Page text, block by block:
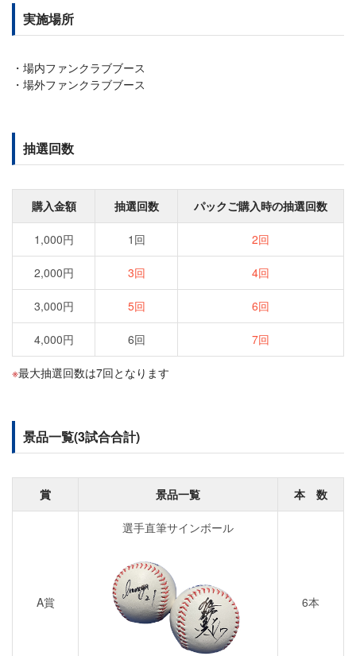
実施場所
場内ファンクラブブース
場外ファンクラブブース
抽選回数
購入金額 抽選回数 パックご購入時の抽選回数
1,000円 1回 2回
2,000円 3回 4回
3,000円 5回 6回
4,000円 6回 7回
最大抽選回数は7回となります
景品一覧(3試合合計)
賞 景品一覧 本 数
A賞
選手直筆サインボール
6本